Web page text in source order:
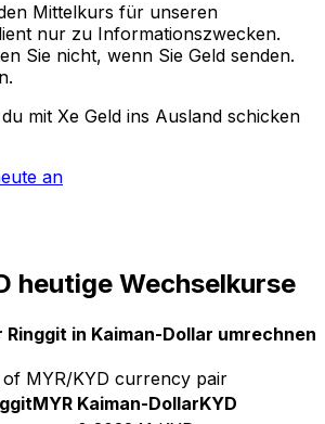
Mittelkurs für unseren
nur zu Informationszwecken.
Sie nicht, wenn Sie Geld senden.
mit Xe Geld ins Ausland schicken
an
heutige Wechselkurse
in Kaiman-Dollar umrechnen
MYR/KYD currency pair
MYR Kaiman-DollarKYD